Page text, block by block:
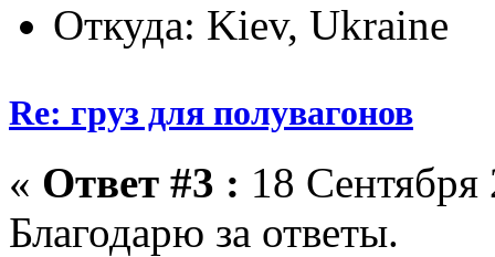
Откуда: Kiev, Ukraine
Re: груз для полувагонов
« Ответ #3 : 18
Благодарю за ответы.